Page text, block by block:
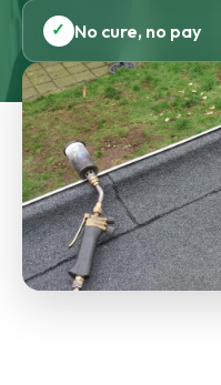
✓ No cure, no pay